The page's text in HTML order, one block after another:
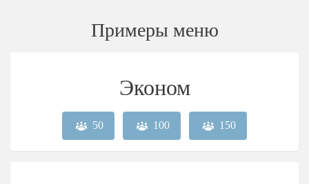
Примеры меню
Эконом
50 100 150